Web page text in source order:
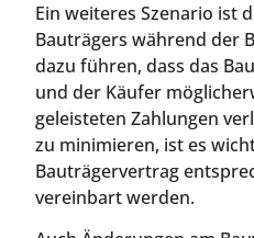
Ein weiteres Szenario ist
Bauträgers während der
dazu führen, dass das
und der Käufer
geleisteten Zahlungen
zu minimieren, ist es
Bauträgervertrag
vereinbart werden.